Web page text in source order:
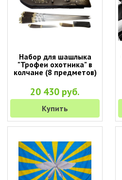
Набор для шашлыка
"Трофеи охотника" в
колчане (8 предметов)
20 430 руб.
Купить